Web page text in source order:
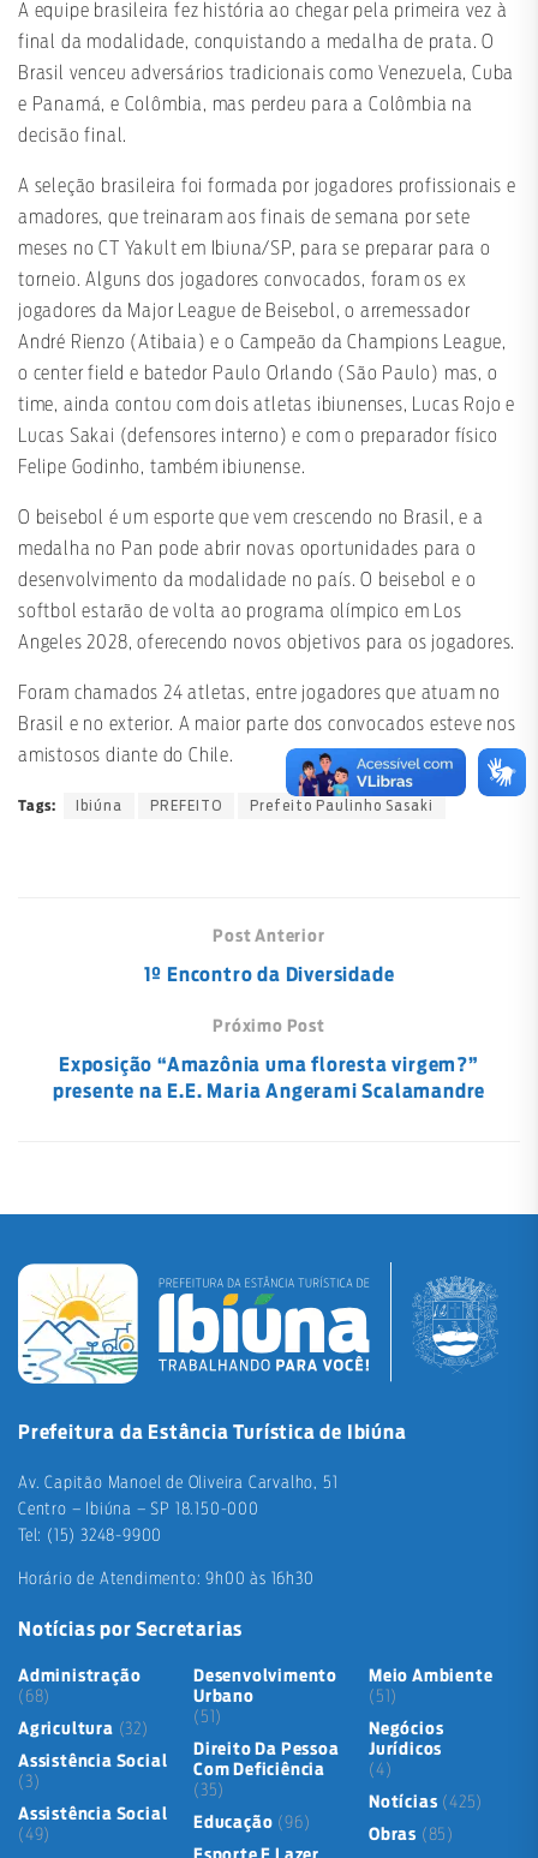
A equipe brasileira fez história ao chegar pela primeira vez à
final da modalidade, conquistando a medalha de prata. O
Brasil venceu adversários tradicionais como Venezuela, Cuba
e Panamá, e Colômbia, mas perdeu para a Colômbia na
decisão final.
A seleção brasileira foi formada por jogadores profissionais e
amadores, que treinaram aos finais de semana por sete
meses no CT Yakult em Ibiuna/SP, para se preparar para o
torneio. Alguns dos jogadores convocados, foram os ex
jogadores da Major League de Beisebol, o arremessador
André Rienzo (Atibaia) e o Campeão da Champions League,
o center field e batedor Paulo Orlando (São Paulo) mas, o
time, ainda contou com dois atletas ibiunenses, Lucas Rojo e
Lucas Sakai (defensores interno) e com o preparador físico
Felipe Godinho, também ibiunense.
O beisebol é um esporte que vem crescendo no Brasil, e a
medalha no Pan pode abrir novas oportunidades para o
desenvolvimento da modalidade no país. O beisebol e o
softbol estarão de volta ao programa olímpico em Los
Angeles 2028, oferecendo novos objetivos para os jogadores.
Foram chamados 24 atletas, entre jogadores que atuam no
Brasil e no exterior. A maior parte dos convocados esteve nos
amistosos diante do Chile.
Tags: Ibiúna PREFEITO Prefeito Paulinho Sasaki
Post Anterior
1º Encontro da Diversidade
Próximo Post
Exposição “Amazônia uma floresta virgem?”
presente na E.E. Maria Angerami Scalamandre
Prefeitura da Estância Turística de Ibiúna
Av. Capitão Manoel de Oliveira Carvalho, 51
Centro – Ibiúna – SP 18.150-000
Tel: (15) 3248-9900
Horário de Atendimento: 9h00 às 16h30
Notícias por Secretarias
Administração
(68)
Agricultura (32)
Assistência Social
(3)
Assistência Social
(49)
Desenvolvimento
Urbano
(51)
Direito Da Pessoa
Com Deficiência
(35)
Educação (96)
Meio Ambiente
(51)
Negócios
Jurídicos
(4)
Notícias (425)
Obras (85)